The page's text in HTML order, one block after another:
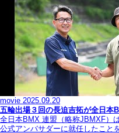
movie 2025.09.20
五輪出場３回の長迫吉拓が全日本
全日本BMX 連盟（略称JBMXF）
公式アンバサダーに就任したこと